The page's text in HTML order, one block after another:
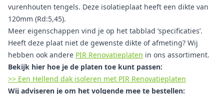
vurenhouten tengels. Deze isolatieplaat heeft een dikte van
120mm (Rd:5,45).
Meer eigenschappen vind je op het tabblad ‘specificaties’.
Heeft deze plaat niet de gewenste dikte of afmeting? Wij
hebben ook andere PIR Renovatieplaten in ons assortiment.
Bekijk hier hoe je de platen toe kunt passen:
>> Een Hellend dak isoleren met PIR Renovatieplaten
Wij adviseren je om het volgende mee te bestellen: